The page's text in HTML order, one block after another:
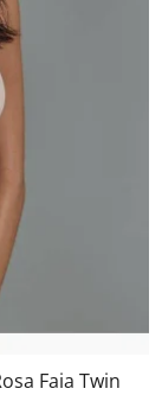
Faia Twin